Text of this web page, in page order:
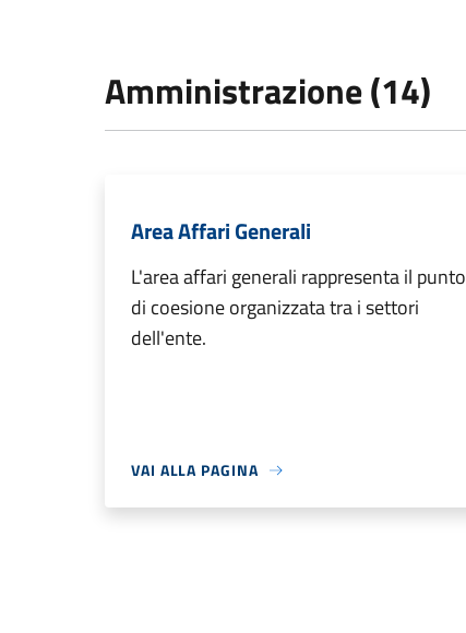
Amministrazione (14)
Area Affari Generali
L'area affari generali rappresenta il punto
di coesione organizzata tra i settori
dell'ente.
VAI ALLA PAGINA